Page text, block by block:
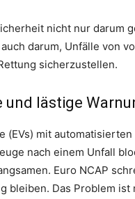
nicht nur darum
darum, Unfälle von
sicherzustellen.
und lästige
(EVs) mit
nach einem Unfall
Euro NCAP
bleiben. Das Problem ist